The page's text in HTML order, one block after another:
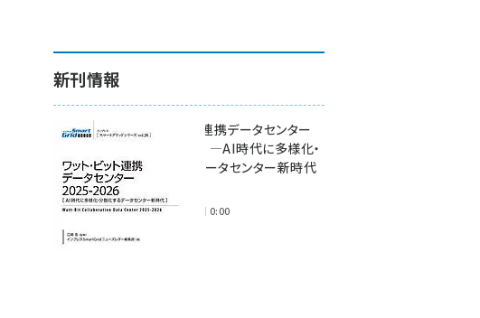
新刊情報
ワット・ビット連携データセンター
2025-2026 ―AI時代に多様化・
分散化するデータセンター新時代
2025年11月28日 0:00